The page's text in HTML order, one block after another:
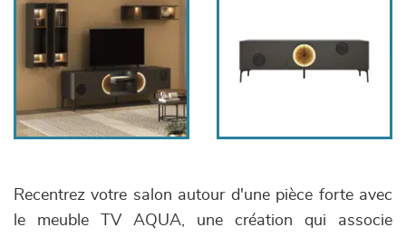
Recentrez votre salon autour d'une pièce forte avec
le meuble TV AQUA, une création qui associe